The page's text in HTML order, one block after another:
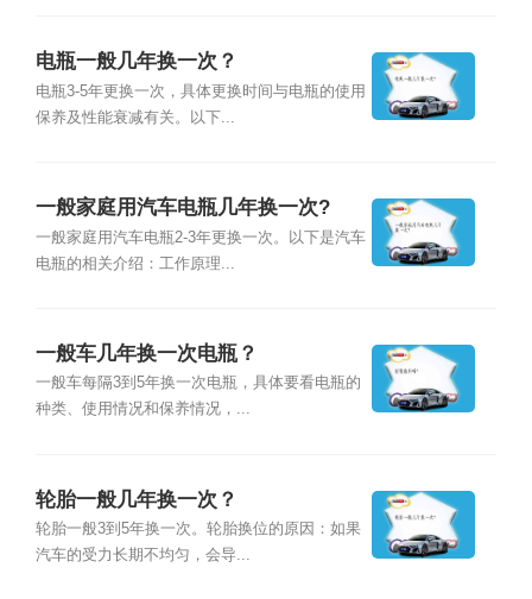
电瓶一般几年换一次？
电瓶3-5年更换一次，具体更换时间与电瓶的使用
保养及性能衰减有关。以下...
一般家庭用汽车电瓶几年换一次?
一般家庭用汽车电瓶2-3年更换一次。以下是汽车
电瓶的相关介绍：工作原理...
一般车几年换一次电瓶？
一般车每隔3到5年换一次电瓶，具体要看电瓶的
种类、使用情况和保养情况，...
轮胎一般几年换一次？
轮胎一般3到5年换一次。轮胎换位的原因：如果
汽车的受力长期不均匀，会导...